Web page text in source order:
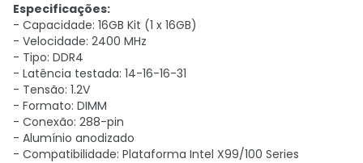
Especificações:
- Capacidade: 16GB Kit (1 x 16GB)
- Velocidade: 2400 MHz
- Tipo: DDR4
- Latência testada: 14-16-16-31
- Tensão: 1.2V
- Formato: DIMM
- Conexão: 288-pin
- Alumínio anodizado
- Compatibilidade: Plataforma Intel X99/100 Series